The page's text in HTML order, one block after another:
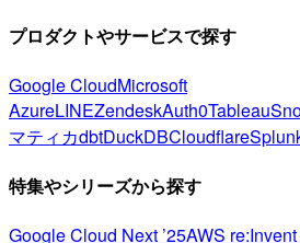
プロダクトやサービスで探す
Google CloudMicrosoft
AzureLINEZendeskAuth0Tableau
マティカdbtDuckDBCloudflare
特集やシリーズから探す
Google Cloud Next ’25AWS